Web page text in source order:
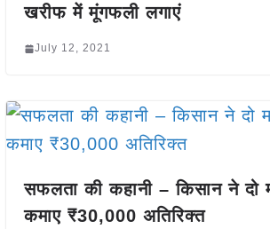
खरीफ में मूंगफली लगाएं
July 12, 2021
सफलता की कहानी – किसान ने दो
कमाए ₹30,000 अतिरिक्त